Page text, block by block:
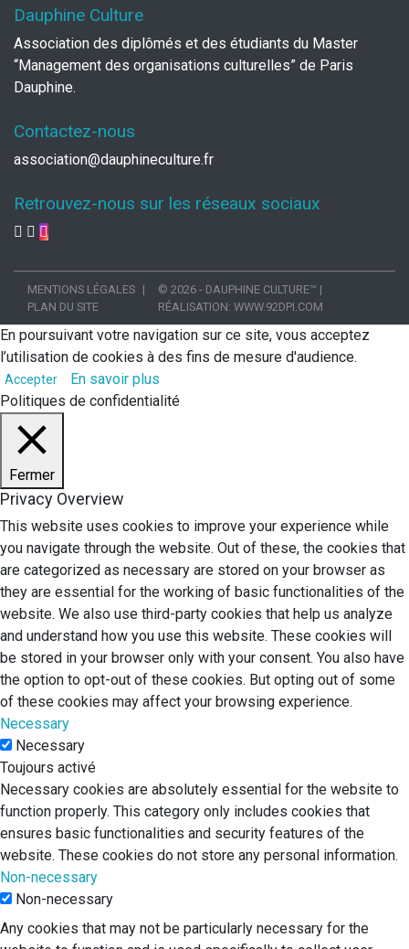
Dauphine Culture
Association des diplômés et des étudiants du Master
“Management des organisations culturelles” de Paris
Dauphine.
Contactez-nous
association@dauphineculture.fr
Retrouvez-nous sur les réseaux sociaux
MENTIONS LÉGALES
PLAN DU SITE
© 2026 - DAUPHINE CULTURE™ |
RÉALISATION: WWW.92DPI.COM
En poursuivant votre navigation sur ce site, vous acceptez
l’utilisation de cookies à des fins de mesure d'audience.
Accepter
En savoir plus
Politiques de confidentialité
Fermer
Privacy Overview
This website uses cookies to improve your experience while
you navigate through the website. Out of these, the cookies that
are categorized as necessary are stored on your browser as
they are essential for the working of basic functionalities of the
website. We also use third-party cookies that help us analyze
and understand how you use this website. These cookies will
be stored in your browser only with your consent. You also have
the option to opt-out of these cookies. But opting out of some
of these cookies may affect your browsing experience.
Necessary
Necessary
Toujours activé
Necessary cookies are absolutely essential for the website to
function properly. This category only includes cookies that
ensures basic functionalities and security features of the
website. These cookies do not store any personal information.
Non-necessary
Non-necessary
Any cookies that may not be particularly necessary for the